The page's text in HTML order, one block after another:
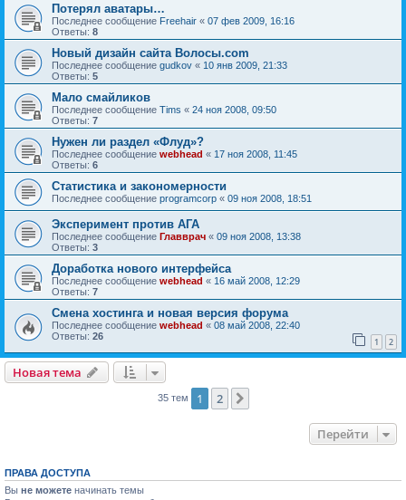
Потерял аватары…
Последнее сообщение Freehair « 07 фев 2009, 16:16
Ответы: 8
Новый дизайн сайта Волосы.com
Последнее сообщение gudkov « 10 янв 2009, 21:33
Ответы: 5
Мало смайликов
Последнее сообщение Tims « 24 ноя 2008, 09:50
Ответы: 7
Нужен ли раздел «Флуд»?
Последнее сообщение webhead « 17 ноя 2008, 11:45
Ответы: 6
Статистика и закономерности
Последнее сообщение programcorp « 09 ноя 2008, 18:51
Эксперимент против АГА
Последнее сообщение Главврач « 09 ноя 2008, 13:38
Ответы: 3
Доработка нового интерфейса
Последнее сообщение webhead « 16 май 2008, 12:29
Ответы: 7
Смена хостинга и новая версия форума
Последнее сообщение webhead « 08 май 2008, 22:40
Ответы: 26 1 2
Новая тема
35 тем 1 2
Перейти
ПРАВА ДОСТУПА
Вы не можете начинать темы